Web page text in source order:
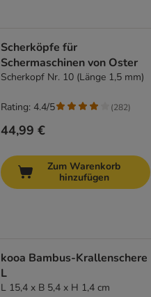
Scherköpfe für
Schermaschinen von Oster
Scherkopf Nr. 10 (Länge 1,5 mm)
44,99 €
Rating: 4.4/5 (282)
Zum Warenkorb
hinzufügen
kooa Bambus-Krallenschere
L
L 15,4 x B 5,4 x H 1,4 cm